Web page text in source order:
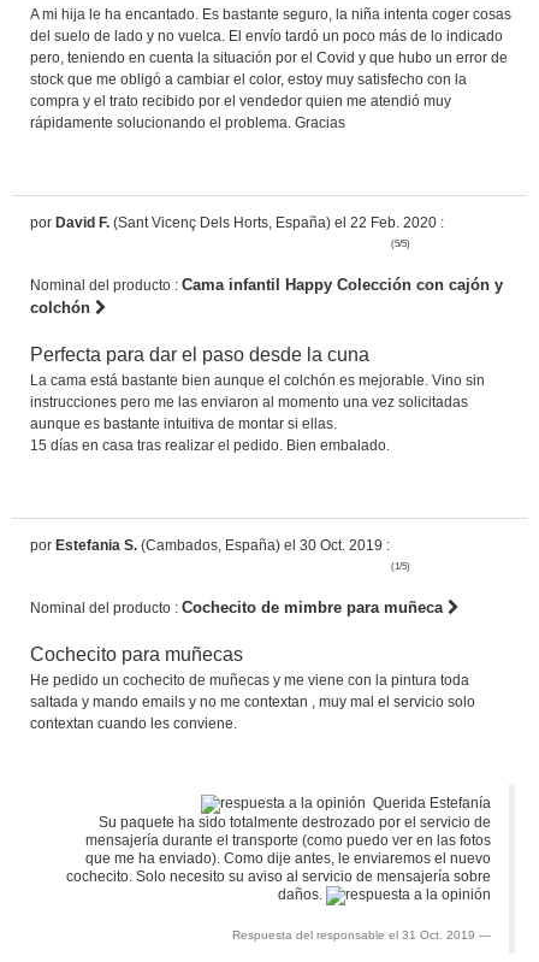
A mi hija le ha encantado. Es bastante seguro, la niña intenta coger cosas
del suelo de lado y no vuelca. El envío tardó un poco más de lo indicado
pero, teniendo en cuenta la situación por el Covid y que hubo un error de
stock que me obligó a cambiar el color, estoy muy satisfecho con la
compra y el trato recibido por el vendedor quien me atendió muy
rápidamente solucionando el problema. Gracias
por David F. (Sant Vicenç Dels Horts, España) el 22 Feb. 2020 :
(5/5)
Nominal del producto : Cama infantil Happy Colección con cajón y
colchón
Perfecta para dar el paso desde la cuna
La cama está bastante bien aunque el colchón es mejorable. Vino sin
instrucciones pero me las enviaron al momento una vez solicitadas
aunque es bastante intuitiva de montar si ellas.
15 días en casa tras realizar el pedido. Bien embalado.
por Estefania S. (Cambados, España) el 30 Oct. 2019 :
(1/5)
Nominal del producto : Cochecito de mimbre para muñeca
Cochecito para muñecas
He pedido un cochecito de muñecas y me viene con la pintura toda
saltada y mando emails y no me contextan , muy mal el servicio solo
contextan cuando les conviene.
Querida Estefanía
Su paquete ha sido totalmente destrozado por el servicio de
mensajería durante el transporte (como puedo ver en las fotos
que me ha enviado). Como dije antes, le enviaremos el nuevo
cochecito. Solo necesito su aviso al servicio de mensajería sobre
daños.
Respuesta del responsable el 31 Oct. 2019